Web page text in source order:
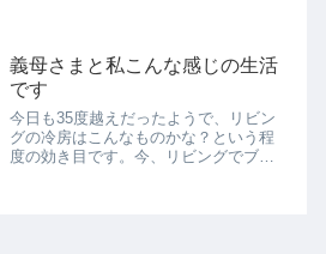
り２万近く低く、（実家帰省で５日間
お...
義母さまと私こんな感じの生活
です
今日も35度越えだったようで、リビン
グの冷房はこんなものかな？という程
度の効き目です。今、リビングでブロ